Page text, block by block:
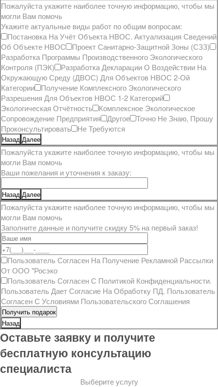
Пожалуйста укажите наиболее точную информацию, чтобы мы
могли Вам помочь
Укажите актуальные виды работ по общим вопросам:
Постановка На Учёт Объекта НВОС. Актуализация Сведений
Об Объекте НВОС
Проект Санитарно-Защитной Зоны (СЗЗ)
Разработка Программы Производственного Экологического
Контроля (ПЭК)
Разработка Декларации О Воздействии На
Окружающую Среду (ДВОС) Для Объектов НВОС 2-Ой
Категории
Получение Комплексного Экологического
Разрешения Для Объектов НВОС 1-2 Категорий
Экологическая Отчётность
Комплексное Экологическое
Сопровождение Предприятия
Другое
Точно Не Знаю, Прошу
Проконсультировать
Не Требуются
Назад Далее
Пожалуйста укажите наиболее точную информацию, чтобы мы
могли Вам помочь
Ваши пожелания и уточнения к заказу:
Назад Далее
Пожалуйста укажите наиболее точную информацию, чтобы мы
могли Вам помочь
Заполните данные и получите скидку 5% на первый заказ!
Пользователь Согласен На Получение Рекламной Рассылки
От ООО "Росэко
Пользователь Согласен С Политикой Конфиденциальности.
Пользователь Дает Согласие НаОбработку ПД. Пользователь
Согласен С Условиями Пользовательского Соглашения
Назад
Оставьте заявку и получите
бесплатную консультацию
специалиста
Выберите услугу